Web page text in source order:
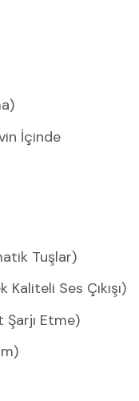
İçinde
Tuşlar)
Ses Çıkışı)
Etme)